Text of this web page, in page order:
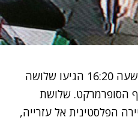
האירוע החל לאחר שסמוך לשעה 16:20 הגיעו שלושה
הסופרמרקט. שלושת
הפלסטינית אל עזרייה,